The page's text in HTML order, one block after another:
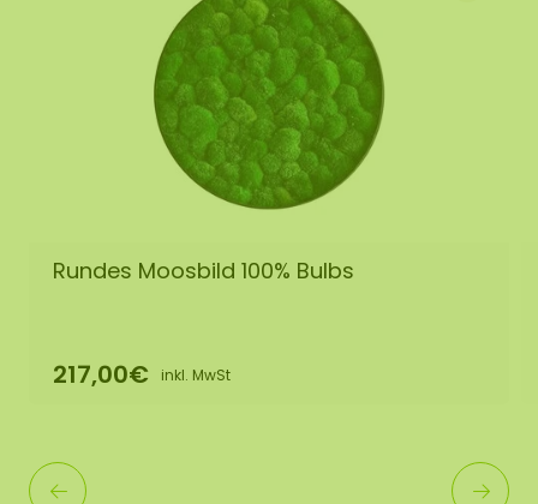
Rundes Moosbild 100% Bulbs
217,00€ inkl. MwSt